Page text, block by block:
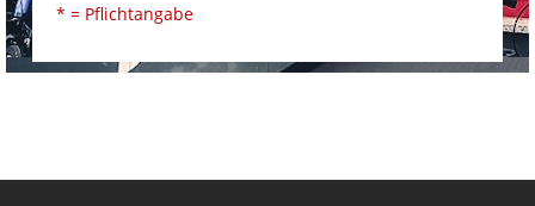
* = Pflichtangabe